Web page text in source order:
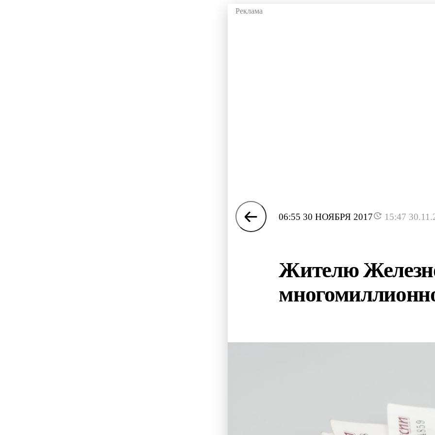
06:55 30 НОЯБРЯ 2017 15:47
Жителю